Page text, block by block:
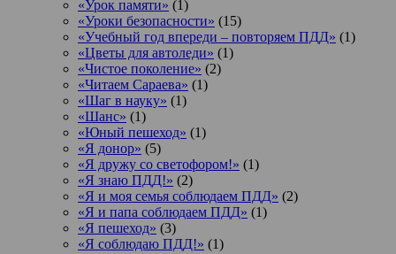
«Урок памяти» (1)
«Уроки безопасности» (15)
«Учебный год впереди – повторяем ПДД» (1)
«Цветы для автоледи» (1)
«Чистое поколение» (2)
«Читаем Сараева» (1)
«Шаг в науку» (1)
«Шанс» (1)
«Юный пешеход» (1)
«Я донор» (5)
«Я дружу со светофором!» (1)
«Я знаю ПДД!» (2)
«Я и моя семья соблюдаем ПДД» (2)
«Я и папа соблюдаем ПДД» (1)
«Я пешеход» (3)
«Я соблюдаю ПДД!» (1)